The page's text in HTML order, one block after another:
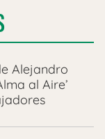
Alejandro
al Aire’